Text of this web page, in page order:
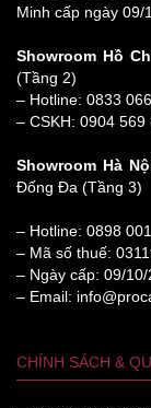
Minh cấp ngày 09/
Showroom Hồ
(Tầng 2)
– Hotline: 0833
– CSKH: 0904 569
Showroom Hà
Đống Đa (Tầng 3)
– Hotline: 0898
– Mã số thuế:
– Ngày cấp: 09/10/
– Email:
CHÍNH SÁCH &